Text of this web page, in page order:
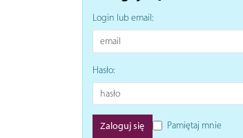
Login lub email:
Hasło:
Pamiętaj mnie